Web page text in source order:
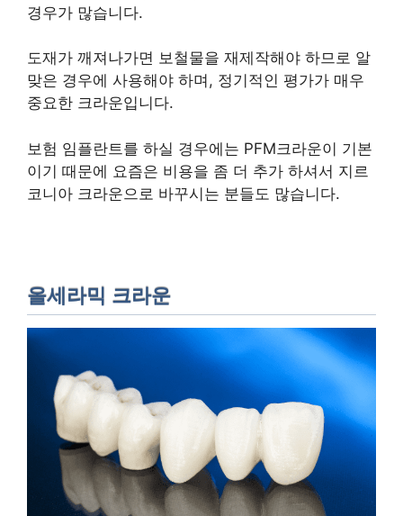
경우가 많습니다.
도재가 깨져나가면 보철물을 재제작해야 하므로 알
맞은 경우에 사용해야 하며, 정기적인 평가가 매우
중요한 크라운입니다.
보험 임플란트를 하실 경우에는 PFM크라운이 기본
이기 때문에 요즘은 비용을 좀 더 추가 하셔서 지르
코니아 크라운으로 바꾸시는 분들도 많습니다.
올세라믹 크라운